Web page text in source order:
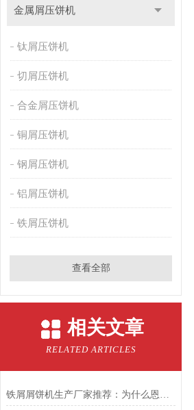
金属屑压饼机
钛屑压饼机
切屑压饼机
合金屑压饼机
铜屑压饼机
钢屑压饼机
铝屑压饼机
铁屑压饼机
查看全部
相关文章
RELATED ARTICLES
铁屑屑饼机生产厂家推荐：为什么恩派特是您的优选伙伴